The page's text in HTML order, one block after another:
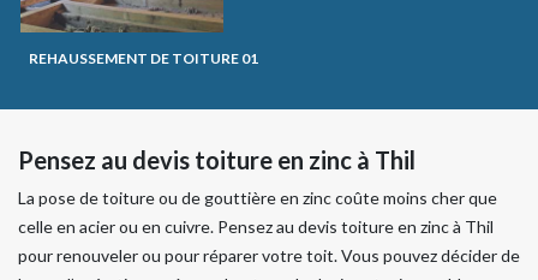
REHAUSSEMENT DE TOITURE 01
Pensez au devis toiture en zinc à Thil
La pose de toiture ou de gouttière en zinc coûte moins cher que
celle en acier ou en cuivre. Pensez au devis toiture en zinc à Thil
pour renouveler ou pour réparer votre toit. Vous pouvez décider de